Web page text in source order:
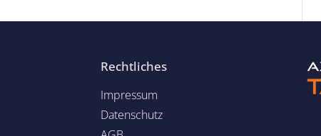
Rechtliches
Impressum
Datenschutz